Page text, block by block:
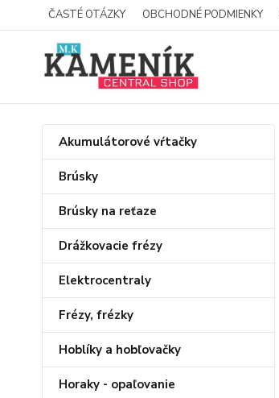
ČASTÉ OTÁZKY OBCHODNÉ PODMIENKY
Akumulátorové vŕtačky
Brúsky
Brúsky na reťaze
Drážkovacie frézy
Elektrocentraly
Frézy, frézky
Hoblíky a hobľovačky
Horaky - opaľovanie